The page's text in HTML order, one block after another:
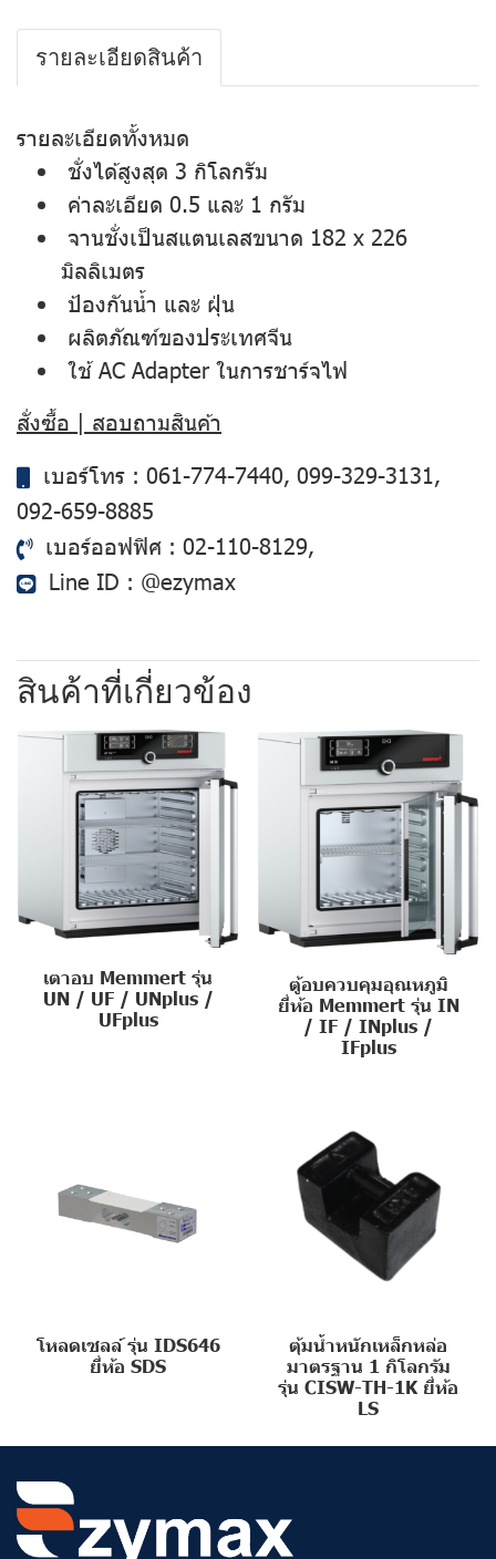
รายละเอียดสินค้า
รายละเอียดทั้งหมด
ชั่งได้สูงสุด 3 กิโลกรัม
ค่าละเอียด 0.5 และ 1 กรัม
จานชั่งเป็นสแตนเลสขนาด 182 x 226
มิลลิเมตร
ป้องกันน้ำ และ ฝุ่น
ผลิตภัณฑ์ของประเทศจีน
ใช้ AC Adapter ในการชาร์จไฟ
สั่งซื้อ | สอบถามสินค้า
เบอร์โทร : 061-774-7440, 099-329-3131 ,
092-659-8885
เบอร์ออฟฟิศ : 02-110-8129,
Line ID : @ezymax
สินค้าที่เกี่ยวข้อง
เตาอบ Memmert รุ่น
UN / UF / UNplus /
UFplus
ตู้อบควบคุมอุณหภูมิ
ยี่ห้อ Memmert รุ่น IN
/ IF / INplus /
IFplus
โหลดเซลล์ รุ่น IDS646
ยี่ห้อ SDS
ตุ้มน้ำหนักเหล็กหล่อ
มาตรฐาน 1 กิโลกรัม
รุ่น CISW-TH-1K ยี่ห้อ
LS